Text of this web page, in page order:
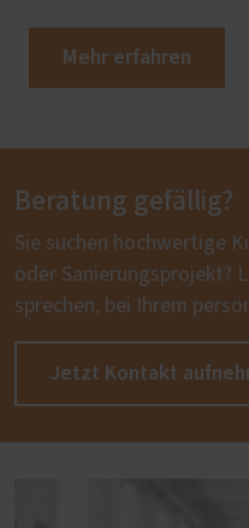
Mehr erfahren
Beratung gefällig?
Sie suchen hochwertige
oder Sanierungsprojekt?
sprechen, bei Ihrem
Jetzt Kontakt